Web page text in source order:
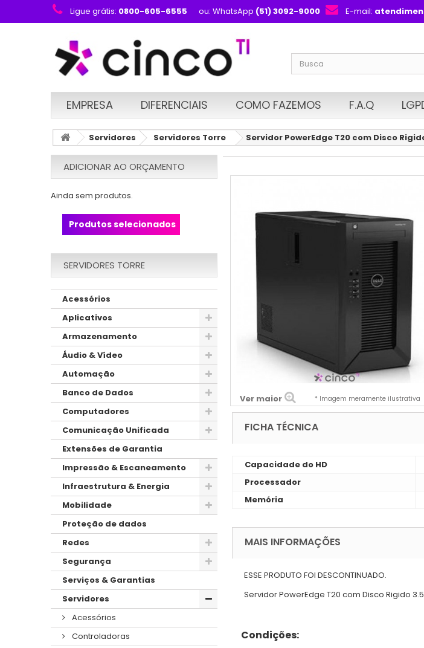
Ligue grátis: 0800-605-6555 ou: WhatsApp (51) 3092-9000 E-mail:
EMPRESA DIFERENCIAIS COMO FAZEMOS F.A.Q
Servidores Servidores Torre Servidor PowerEdge T20 com Disco
ADICIONAR AO ORÇAMENTO
Ainda sem produtos.
Produtos selecionados
SERVIDORES TORRE
Acessórios
Aplicativos
Armazenamento
Áudio & Vídeo
Automação
Banco de Dados
Computadores
Comunicação Unificada
Extensões de Garantia
Impressão & Escaneamento
Infraestrutura & Energia
Mobilidade
Proteção de dados
Redes
Segurança
Serviços & Garantias
Servidores
Acessórios
Controladoras
Ver maior * Imagem meramente ilustrativa
FICHA TÉCNICA
Capacidade do HD
Processador
Memória
MAIS INFORMAÇÕES
ESSE PRODUTO FOI DESCONTINUADO.
Servidor PowerEdge T20 com Disco Rigido
Condições: